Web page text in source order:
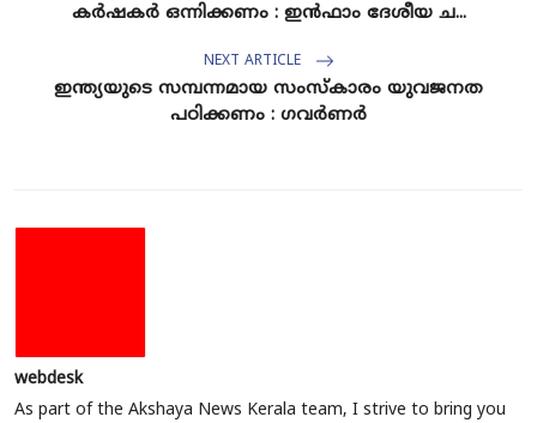
കർഷകർ ഒന്നിക്കണം : ഇൻഫാം ദേശീയ ച...
NEXT ARTICLE
ഇന്ത്യയുടെ സമ്പന്നമായ സംസ്‌കാരം യുവജനത
പഠിക്കണം : ഗവർണർ
webdesk
As part of the Akshaya News Kerala team, I strive to bring you